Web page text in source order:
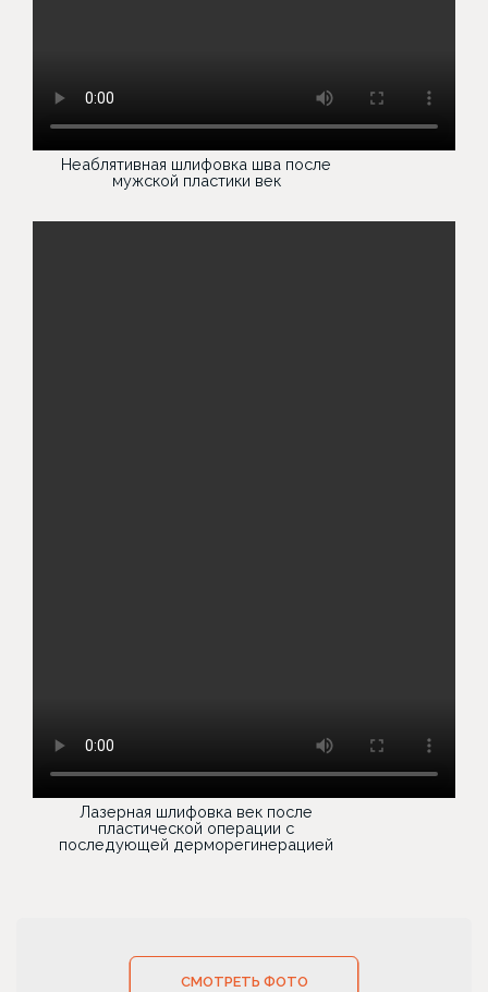
Неаблятивная шлифовка шва после
мужской пластики век
Лазерная шлифовка век после
пластической операции с
последующей дерморегинерацией
СМОТРЕТЬ ФОТО